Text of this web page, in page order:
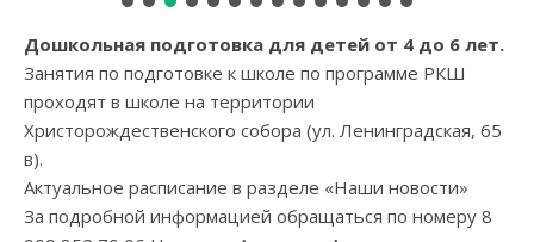
Дошкольная подготовка для детей от 4 до 6 лет.
Занятия по подготовке к школе по программе РКШ
проходят в школе на территории
Христорождественского собора (ул. Ленинградская, 65
в).
Актуальное расписание в разделе «Наши новости»
За подробной информацией обращаться по номеру 8